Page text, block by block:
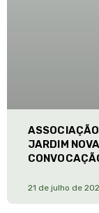
ASSOCIAÇÃO
JARDIM
21 de julho de